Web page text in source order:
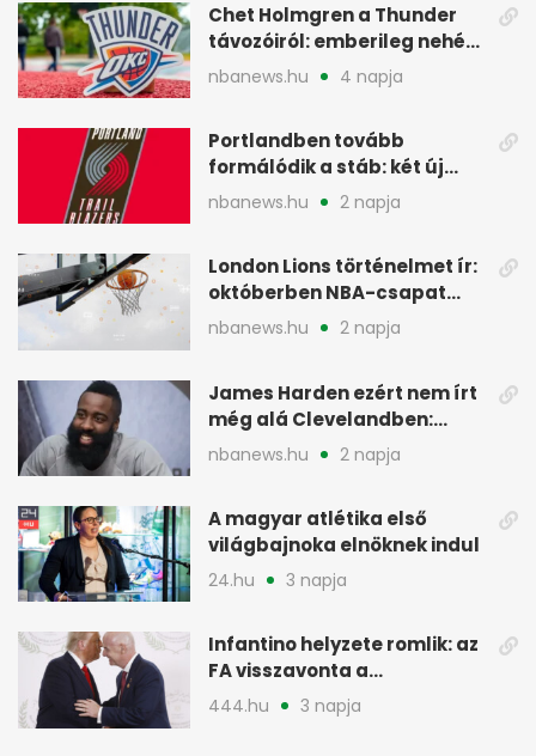
Chet Holmgren a Thunder
távozóiról: emberileg nehéz,
de bízik
nbanews.hu 4 napja
Portlandben tovább
formálódik a stáb: két új
szakember a Blazersnél
nbanews.hu 2 napja
London Lions történelmet ír:
októberben NBA-csapat
ellen lép pályára
nbanews.hu 2 napja
James Harden ezért nem írt
még alá Clevelandben:
pénzügyi okok
nbanews.hu 2 napja
A magyar atlétika első
világbajnoka elnöknek indul
24.hu 3 napja
Infantino helyzete romlik: az
FA visszavonta a
támogatását, jöhet a
444.hu 3 napja